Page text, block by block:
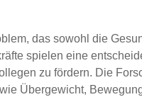
das sowohl die
spielen eine
zu fördern. Die
Übergewicht,